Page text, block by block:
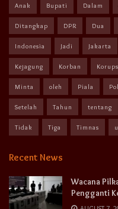
Anak Bupati Dalam
Ditangkap DPR Dua
Indonesia Jadi Jakarta
Kejagung Korban
Minta oleh Piala
Setelah Tahun tentang
Tidak Tiga Timnas
Recent News
Wacana
Pengganti